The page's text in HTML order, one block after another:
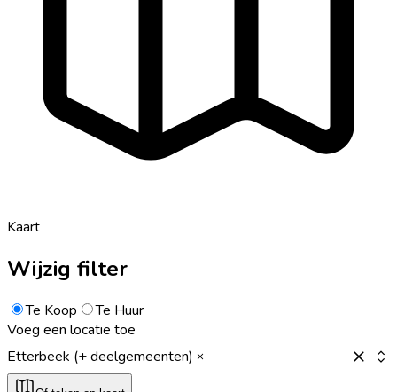
Kaart
Wijzig filter
Te Koop
Te Huur
Voeg een locatie toe
Etterbeek (+ deelgemeenten)